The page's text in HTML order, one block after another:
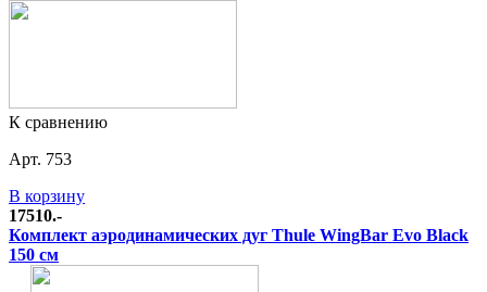
К сравнению
Арт. 753
В корзину
17510.-
Комплект аэродинамических дуг Thule WingBar Evo Black
150 см